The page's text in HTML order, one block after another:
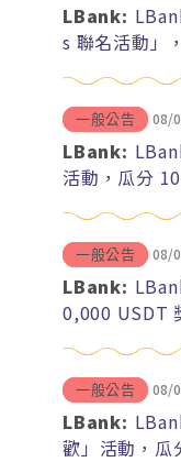
LBank:
s 聯名活動」
一般公告 08/
LBank:
活動，瓜分
一般公告 08/
LBank:
0,000 USDT
一般公告 08/
LBank:
歡」活動，